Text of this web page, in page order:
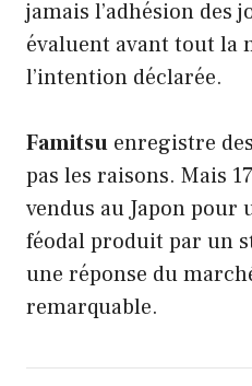
jamais l’adhésion des
évaluent avant tout la
l’intention déclarée.
Famitsu enregistre
pas les raisons. Mais
vendus au Japon pour
féodal produit par un
une réponse du
remarquable.